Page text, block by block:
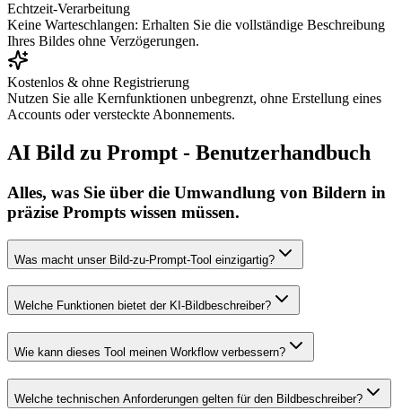
Echtzeit-Verarbeitung
Keine Warteschlangen: Erhalten Sie die vollständige Beschreibung
Ihres Bildes ohne Verzögerungen.
Kostenlos & ohne Registrierung
Nutzen Sie alle Kernfunktionen unbegrenzt, ohne Erstellung eines
Accounts oder versteckte Abonnements.
AI Bild zu Prompt - Benutzerhandbuch
Alles, was Sie über die Umwandlung von Bildern in
präzise Prompts wissen müssen.
Was macht unser Bild-zu-Prompt-Tool einzigartig?
Welche Funktionen bietet der KI-Bildbeschreiber?
Wie kann dieses Tool meinen Workflow verbessern?
Welche technischen Anforderungen gelten für den Bildbeschreiber?